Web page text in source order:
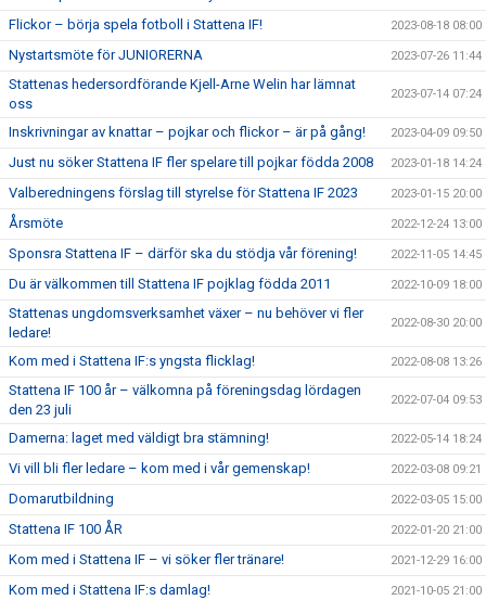
Flickor – börja spela fotboll i Stattena IF! 2023-08-18 08:00
Nystartsmöte för JUNIORERNA 2023-07-26 11:44
Stattenas hedersordförande Kjell-Arne Welin har lämnat
oss
2023-07-14 07:24
Inskrivningar av knattar – pojkar och flickor – är på gång! 2023-04-09 09:50
Just nu söker Stattena IF fler spelare till pojkar födda 2008 2023-01-18 14:24
Valberedningens förslag till styrelse för Stattena IF 2023 2023-01-15 20:00
Årsmöte 2022-12-24 13:00
Sponsra Stattena IF – därför ska du stödja vår förening! 2022-11-05 14:45
Du är välkommen till Stattena IF pojklag födda 2011 2022-10-09 18:00
Stattenas ungdomsverksamhet växer – nu behöver vi fler
ledare!
2022-08-30 20:00
Kom med i Stattena IF:s yngsta flicklag! 2022-08-08 13:26
Stattena IF 100 år – välkomna på föreningsdag lördagen
den 23 juli
2022-07-04 09:53
Damerna: laget med väldigt bra stämning! 2022-05-14 18:24
Vi vill bli fler ledare – kom med i vår gemenskap! 2022-03-08 09:21
Domarutbildning 2022-03-05 15:00
Stattena IF 100 ÅR 2022-01-20 21:00
Kom med i Stattena IF – vi söker fler tränare! 2021-12-29 16:00
Kom med i Stattena IF:s damlag! 2021-10-05 21:00